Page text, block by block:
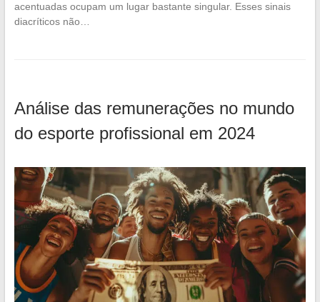
acentuadas ocupam um lugar bastante singular. Esses sinais
diacríticos não…
Análise das remunerações no mundo
do esporte profissional em 2024